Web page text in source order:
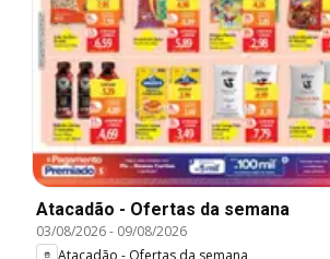
Atacadão - Ofertas da semana
03/08/2026- 09/08/2026
Atacadão - Ofertas da semana